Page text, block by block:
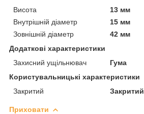
Висота
13 мм
Внутрішній діаметр
15 мм
Зовнішній діаметр
42 мм
Додаткові характеристики
Захисний ущільнювач
Гума
Користувальницькі характеристики
Закритий
Закритий
Приховати